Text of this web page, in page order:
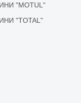
"MOTUL"
"TOTAL"